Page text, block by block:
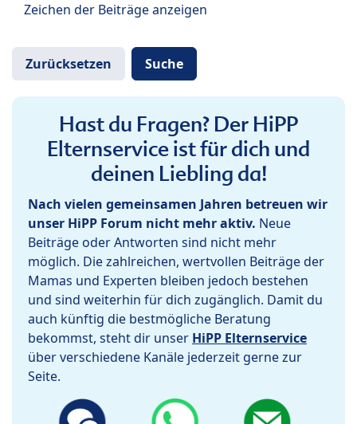
Zeichen der Beiträge anzeigen
Hast du Fragen? Der HiPP
Elternservice ist für dich und
deinen Liebling da!
Nach vielen gemeinsamen Jahren betreuen wir
unser HiPP Forum nicht mehr aktiv. Neue
Beiträge oder Antworten sind nicht mehr
möglich. Die zahlreichen, wertvollen Beiträge der
Mamas und Experten bleiben jedoch bestehen
und sind weiterhin für dich zugänglich. Damit du
auch künftig die bestmögliche Beratung
bekommst, steht dir unser HiPP Elternservice
über verschiedene Kanäle jederzeit gerne zur
Seite.